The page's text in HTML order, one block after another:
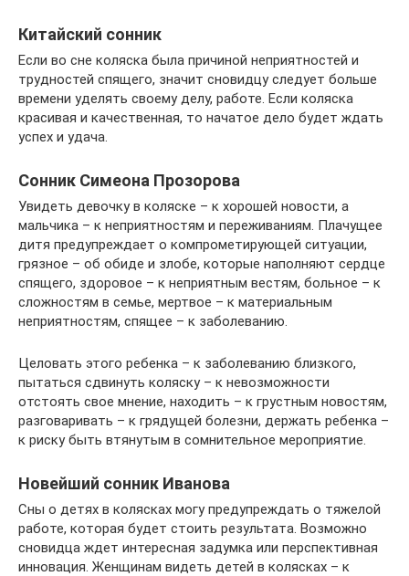
Китайский сонник
Если во сне коляска была причиной неприятностей и
трудностей спящего, значит сновидцу следует больше
времени уделять своему делу, работе. Если коляска
красивая и качественная, то начатое дело будет ждать
успех и удача.
Сонник Симеона Прозорова
Увидеть девочку в коляске – к хорошей новости, а
мальчика – к неприятностям и переживаниям. Плачущее
дитя предупреждает о компрометирующей ситуации,
грязное – об обиде и злобе, которые наполняют сердце
спящего, здоровое – к неприятным вестям, больное – к
сложностям в семье, мертвое – к материальным
неприятностям, спящее – к заболеванию.
Целовать этого ребенка – к заболеванию близкого,
пытаться сдвинуть коляску – к невозможности
отстоять свое мнение, находить – к грустным новостям,
разговаривать – к грядущей болезни, держать ребенка –
к риску быть втянутым в сомнительное мероприятие.
Новейший сонник Иванова
Сны о детях в колясках могу предупреждать о тяжелой
работе, которая будет стоить результата. Возможно
сновидца ждет интересная задумка или перспективная
инновация. Женщинам видеть детей в колясках – к